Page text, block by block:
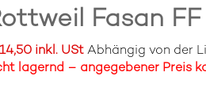
Fasan FF
inkl. UStAbhängig von der
lagernd – angegebener Preis